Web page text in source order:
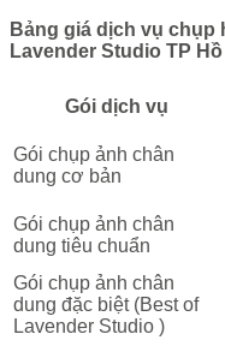
Bảng giá dịch vụ chụp
Lavender Studio TP
Gói dịch vụ
Gói chụp ảnh chân
dung cơ bản
Gói chụp ảnh chân
dung tiêu chuẩn
Gói chụp ảnh chân
dung đặc biệt (Best of
Lavender Studio )